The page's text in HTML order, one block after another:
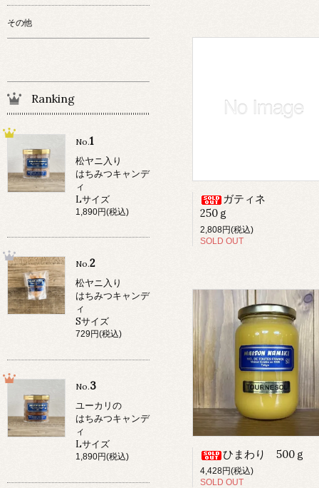
ガティネ
250ｇ
2,808円(税込)
SOLD OUT
ひまわり 500ｇ
4,428円(税込)
SOLD OUT
その他
Ranking
No.1
松ヤニ入り
はちみつキャンデ
ィ
Lサイズ
1,890円(税込)
No.2
松ヤニ入り
はちみつキャンデ
ィ
Sサイズ
729円(税込)
No.3
ユーカリの
はちみつキャンデ
ィ
Lサイズ
1,890円(税込)